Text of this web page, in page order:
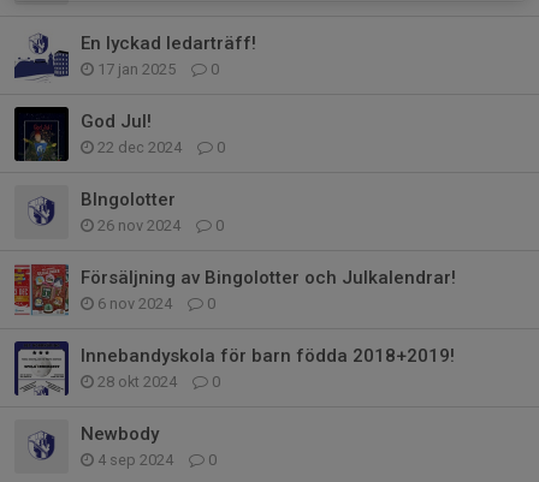
En lyckad ledarträff!
17 jan 2025 0
God Jul!
22 dec 2024 0
BIngolotter
26 nov 2024 0
Försäljning av Bingolotter och Julkalendrar!
6 nov 2024 0
Innebandyskola för barn födda 2018+2019!
28 okt 2024 0
Newbody
4 sep 2024 0